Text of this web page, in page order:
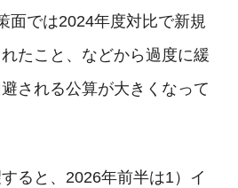
面では2024年度対比で新規
たこと、などから過度に緩
される公算が大きくなって
ると、2026年前半は1）イ